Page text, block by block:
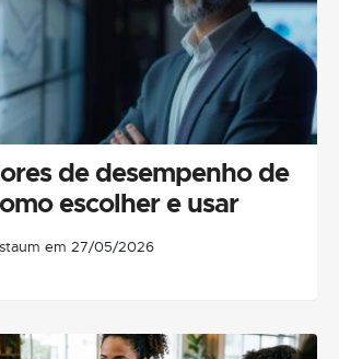
de desempenho de
escolher e usar
em 27/05/2026